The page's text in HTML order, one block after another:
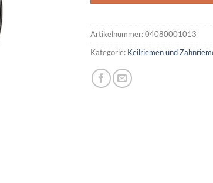
Artikelnummer:04080001013
Kategorie: Keilriemen und